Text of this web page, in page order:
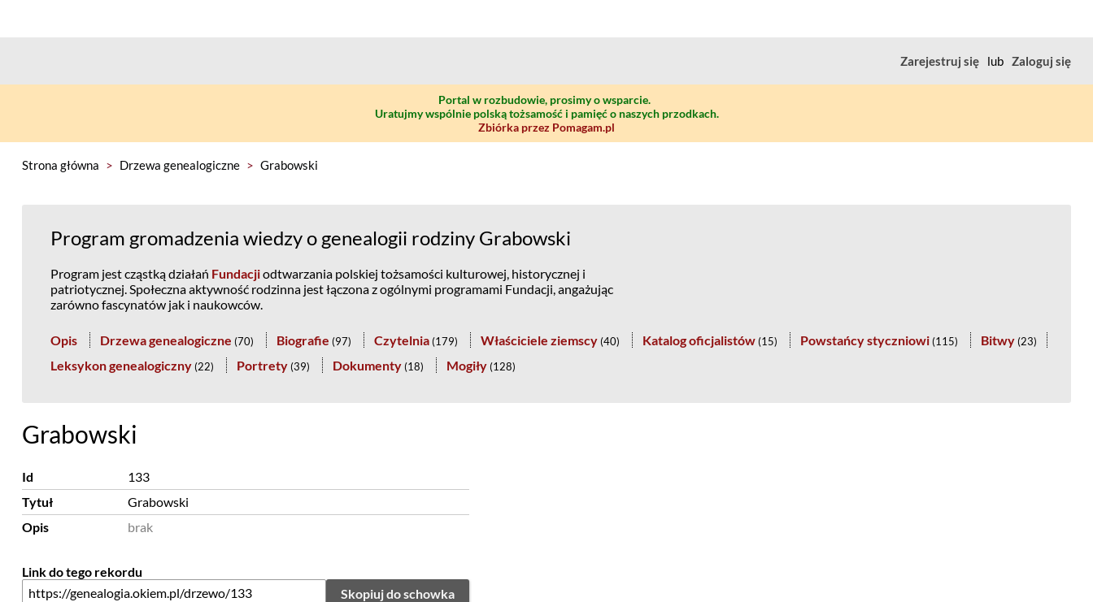
Zarejestruj się lub Zaloguj się
Portal w rozbudowie, prosimy o wsparcie.
Uratujmy wspólnie polską tożsamość i pamięć o naszych przodkach.
Zbiórka przez Pomagam.pl
Strona główna > Drzewa genealogiczne > Grabowski
Program gromadzenia wiedzy o genealogii rodziny Grabowski
Program jest cząstką działań Fundacjiodtwarzania polskiej tożsamości kulturowej, historycznej i
patriotycznej. Społeczna aktywność rodzinna jest łączona z ogólnymi programami Fundacji, angażując
zarówno fascynatów jak i naukowców.
Opis Drzewa genealogiczne (70) Biografie (97) Czytelnia (179) Właściciele ziemscy (40) Katalog oficjalistów (15) Powstańcy styczniowi (115) Bitwy (23)
Leksykon genealogiczny (22) Portrety (39) Dokumenty (18) Mogiły (128)
Grabowski
Id
133
Tytuł
Grabowski
Opis
brak
Link do tego rekordu
Skopiuj do schowka